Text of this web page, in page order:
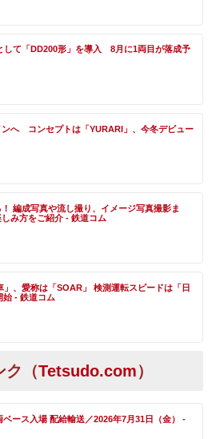
して「DD200形」を導入 8月に1両目が落成予
ンへ コンセプトは「YURARI」、今冬デビュー
編成写真や流し撮り、イメージ写真撮影ま
み方をご紹介 - 鉄道コム
、愛称は「SOAR」 検測運転スピードは「日
始 - 鉄道コム
ク（Tetsudo.com）
ース入場 配給輸送／2026年7月31日（金） -